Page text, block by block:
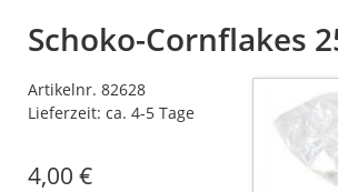
Schoko-Cornflakes
Artikelnr. 82628
Lieferzeit: ca. 4-5 Tage
4,00 €